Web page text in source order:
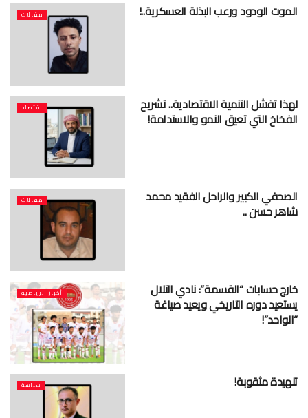
مقالات الموت الودود ورعب البذلة العسكرية..!
اقتصاد لهذا تفشل التنمية الاقتصادية.. تشريح
الفخاخ التي تعيق النمو والاستدامة!
مقالات الصحفي الكبير والراحل الفقيد محمد
شاهر حسن ..
أخبار الرياضية خارج حسابات “القسمة”: نادي التلال
يستعيد دوره التاريخي ويعيد صياغة
“الواحد”!
سياسة تنهيدة مثقوبة!